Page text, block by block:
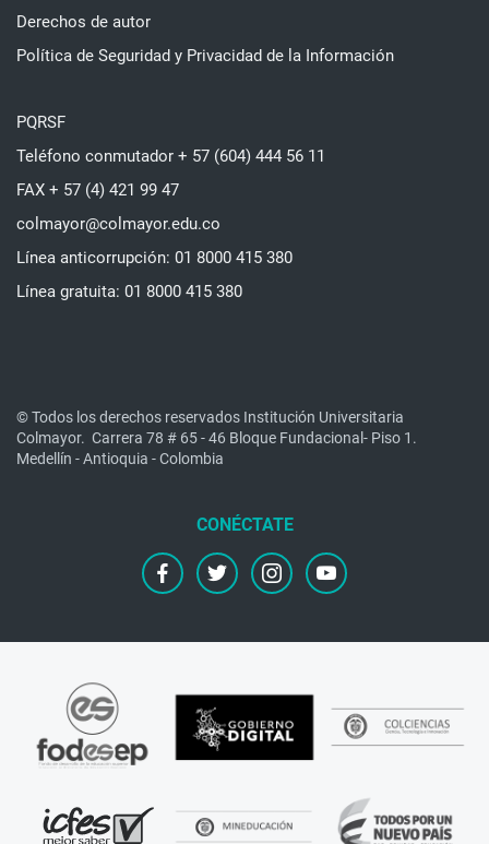
Derechos de autor
Política de Seguridad y Privacidad de la Información
PQRSF
Teléfono conmutador + 57 (604) 444 56 11
FAX + 57 (4) 421 99 47
colmayor@colmayor.edu.co
Línea anticorrupción: 01 8000 415 380
Línea gratuita: 01 8000 415 380
© Todos los derechos reservados Institución Universitaria
Colmayor. Carrera 78 # 65 - 46 Bloque Fundacional- Piso 1.
Medellín - Antioquia - Colombia